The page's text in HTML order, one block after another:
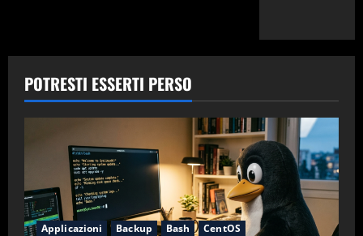
POTRESTI ESSERTI PERSO
Applicazioni Backup Bash
CentOS